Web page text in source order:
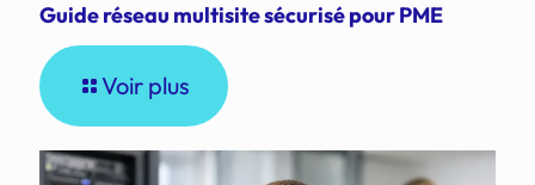
Guide réseau multisite sécurisé pour PME
Voir plus